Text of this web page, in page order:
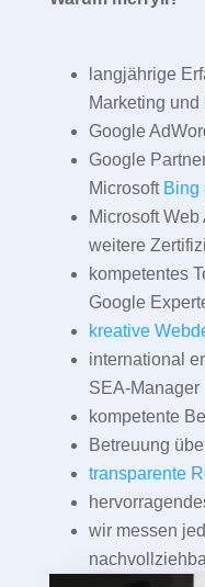
langjährige
Marketing und
Google
Google
Microsoft Bing
Microsoft
weitere
kompetentes
Google
kreative
international
SEA-Manager
kompetente
Betreuung
transparente
wir messen